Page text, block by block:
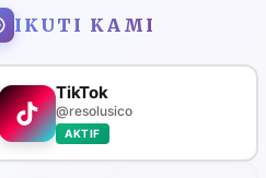
IKUTI KAMI
TikTok
@resolusico
AKTIF